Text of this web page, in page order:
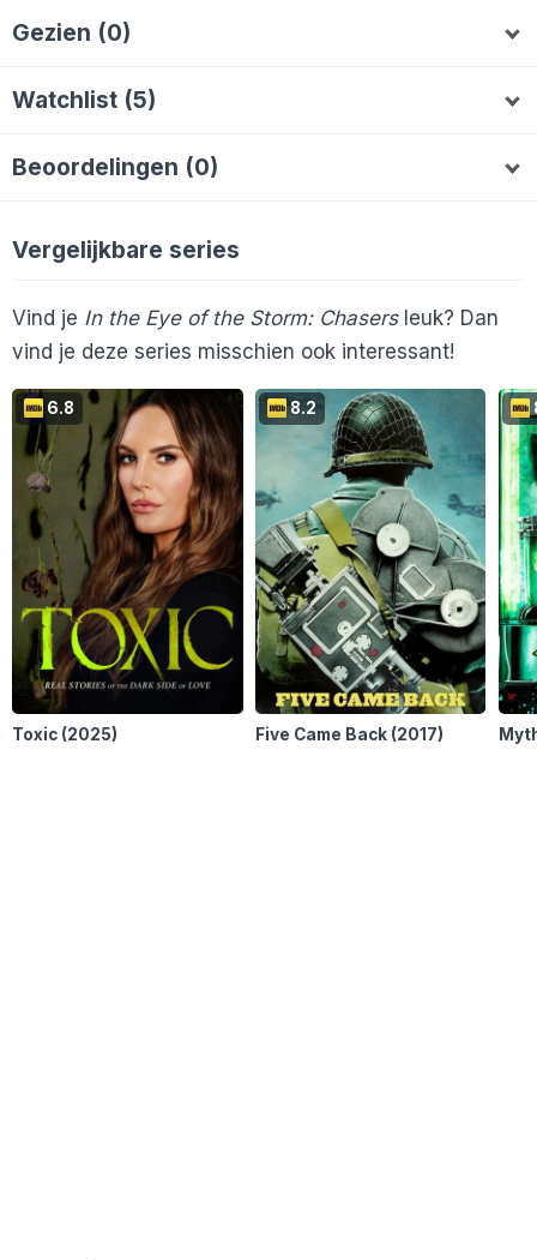
Gezien (0)
Watchlist (5)
A AlieB
Beoordelingen (0)
Vergelijkbare series
Vind je In the Eye of the Storm: Chasersleuk? Dan
vind je deze series misschien ook interessant!
6.8
Toxic (2025)
8.2
Five Came Back (2017)